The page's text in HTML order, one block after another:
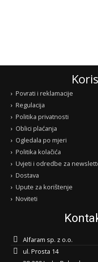
Povrati i reklamacije
Regulacija
Politika privatnosti
Oblici plaćanja
Ogledala po mjeri
Politika kolačića
Uvjeti i odredbe za
Dostava
Upute za korištenje
Noviteti
Alfaram sp. z o.o.
ul. Prosta 14